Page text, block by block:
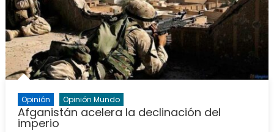
Opinión Opinión Mundo
Afganistán acelera la declinación del
imperio